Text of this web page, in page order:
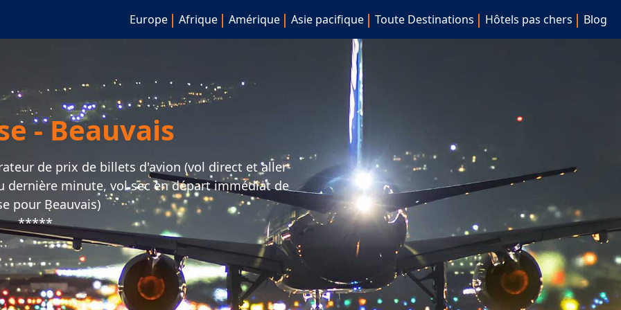
Europe Afrique Amérique Asie pacifique Toute Destinations Hôtels pas chers Blog
- Beauvais
de prix de billets d'avion (vol direct et aller-
minute, vol sec en départ immédiat de
pour Beauvais)
*****